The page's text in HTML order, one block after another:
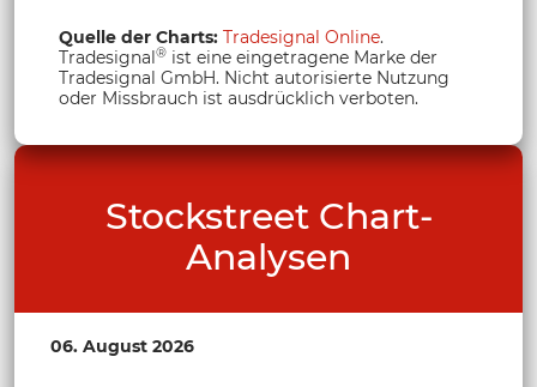
Quelle der Charts: Tradesignal Online.
Tradesignal ® ist eine eingetragene Marke der
Tradesignal GmbH. Nicht autorisierte Nutzung
oder Missbrauch ist ausdrücklich verboten.
Stockstreet Chart-
Analysen
06. August 2026